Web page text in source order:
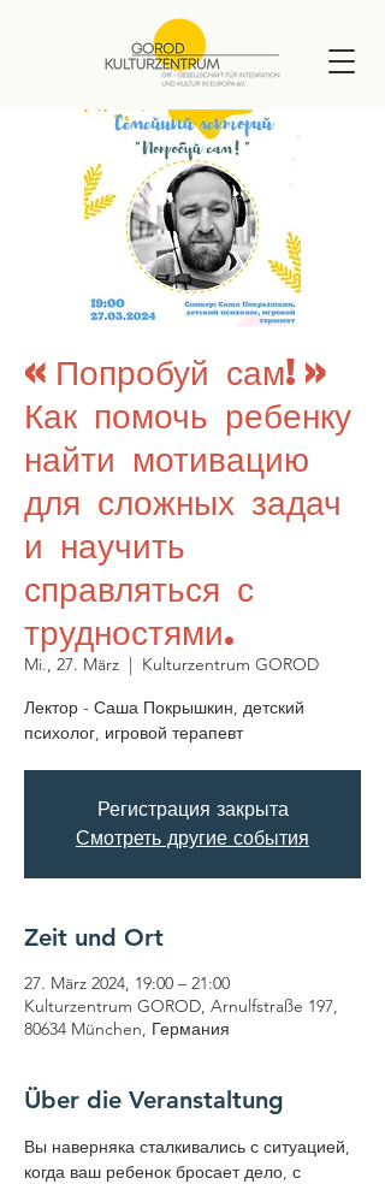
«Попробуй сам!»
Как помочь ребенку
найти мотивацию
для сложных задач
и научить
справляться с
трудностями.
Mi., 27. März
  |
Kulturzentrum GOROD
Лектор - Саша Покрышкин, детский
психолог, игровой терапевт
Регистрация закрыта
Смотреть другие события
Zeit und Ort
27. März 2024, 19:00 – 21:00
Kulturzentrum GOROD, Arnulfstraße 197,
80634 München, Германия
Über die Veranstaltung
Вы наверняка сталкивались с ситуацией,
когда ваш ребенок бросает дело, с